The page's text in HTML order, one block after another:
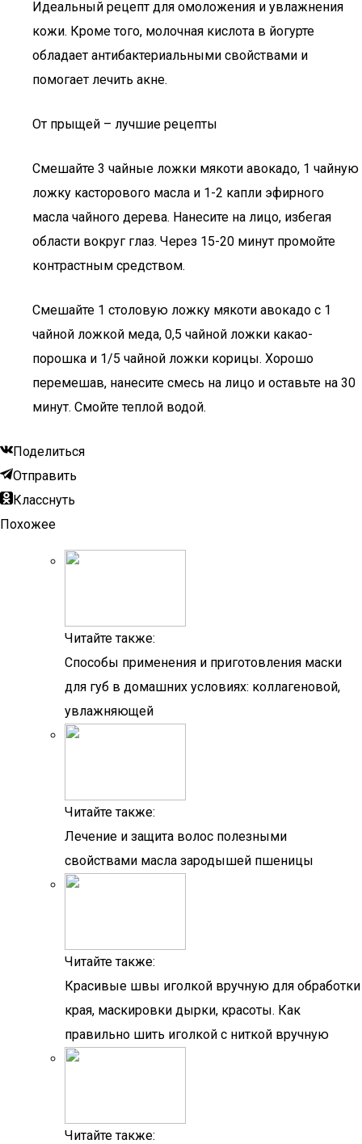
Идеальный рецепт для омоложения и увлажнения
кожи. Кроме того, молочная кислота в йогурте
обладает антибактериальными свойствами и
помогает лечить акне.
От прыщей – лучшие рецепты
Смешайте 3 чайные ложки мякоти авокадо, 1 чайную
ложку касторового масла и 1-2 капли эфирного
масла чайного дерева. Нанесите на лицо, избегая
области вокруг глаз. Через 15-20 минут промойте
контрастным средством.
Смешайте 1 столовую ложку мякоти авокадо с 1
чайной ложкой меда, 0,5 чайной ложки какао-
порошка и 1/5 чайной ложки корицы. Хорошо
перемешав, нанесите смесь на лицо и оставьте на 30
минут. Смойте теплой водой.
Поделиться
Отправить
Класснуть
Похожее
Читайте также:
Способы применения и приготовления маски
для губ в домашних условиях: коллагеновой,
увлажняющей
Читайте также:
Лечение и защита волос полезными
свойствами масла зародышей пшеницы
Читайте также:
Красивые швы иголкой вручную для обработки
края, маскировки дырки, красоты. Как
правильно шить иголкой с ниткой вручную
Читайте также: